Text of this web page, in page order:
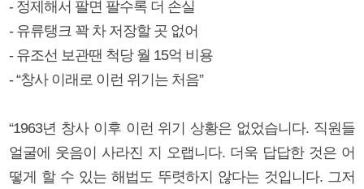
- 정제해서 팔면 팔수록 더 손실
- 유류탱크 꽉 차 저장할 곳 없어
- 유조선 보관땐 척당 월 15억 비용
- “창사 이래로 이런 위기는 처음”
“1963년 창사 이후 이런 위기 상황은 없었습니다. 직원들
얼굴에 웃음이 사라진 지 오랩니다. 더욱 답답한 것은 어
떻게 할 수 있는 해법도 뚜렷하지 않다는 것입니다. 그저